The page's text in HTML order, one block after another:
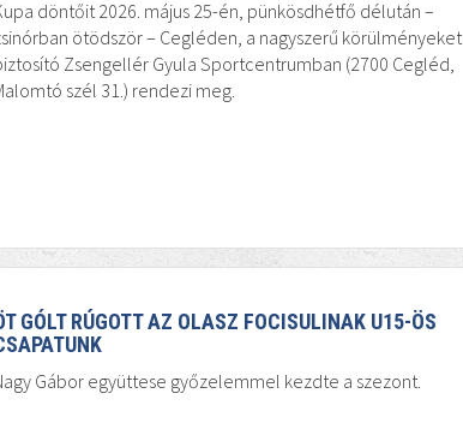
döntőit 2026. május 25-én, pünkösdhétfő délután –
ötödször – Cegléden, a nagyszerű körülményeket
Zsengellér Gyula Sportcentrumban (2700 Cegléd,
szél 31.) rendezi meg.
GÓLT RÚGOTT AZ OLASZ FOCISULINAK U15-ÖS
Gábor együttese győzelemmel kezdte a szezont.